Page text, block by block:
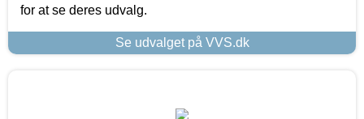
for at se deres udvalg.
Se udvalget på VVS.dk